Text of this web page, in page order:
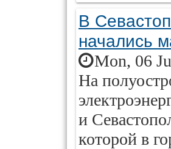
В
начались
Mon, 06
На
и
которой в